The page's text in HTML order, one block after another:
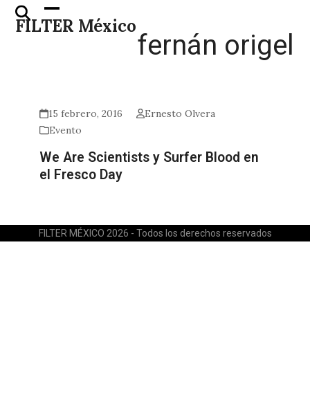
Skip
FILTER México
Open
mobile
Close
mobile
fernán origel
15 febrero, 2016
Ernesto Olvera
Evento
We Are Scientists y Surfer Blood en
el Fresco Day
FILTER MÉXICO 2026 - Todos los derechos reservados